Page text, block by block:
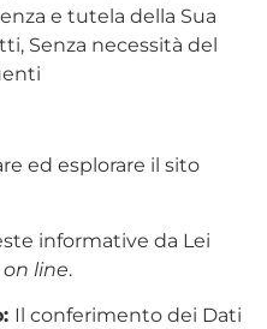
e tutela della Sua
Senza necessità del
ed esplorare il sito
informative da Lei
line.
Il conferimento dei Dati